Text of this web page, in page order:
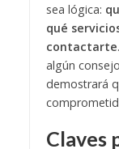
sea lógica:
qué
contactarte
algún
demostrará
Claves